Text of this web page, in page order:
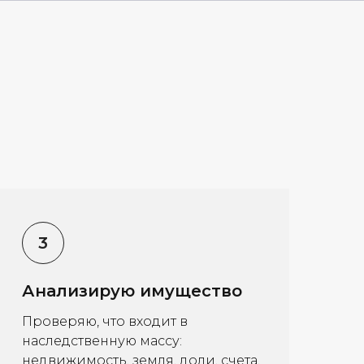
Анализирую имущество
Проверяю, что входит в
наследственную массу:
недвижимость, земля, доли, счета,